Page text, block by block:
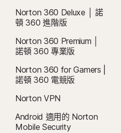
Norton 360 Deluxe │ 諾
頓 360 進階版
Norton 360 Premium │
諾頓 360 專業版
Norton 360 for Gamers |
諾頓 360 電競版
Norton VPN
Android 適用的 Norton
Mobile Security